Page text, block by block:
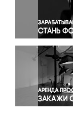
Религия
Спорт